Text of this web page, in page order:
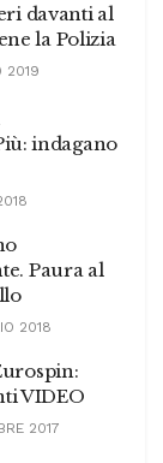
davanti al
la Polizia
2019
indagano
Paura al
2018
VIDEO
2017